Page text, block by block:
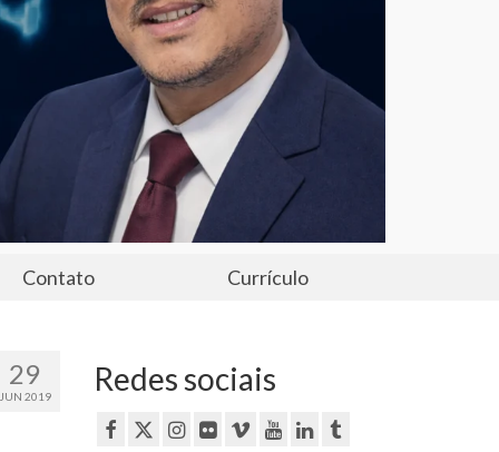
Contato Currículo
29
JUN 2019 Redes sociais